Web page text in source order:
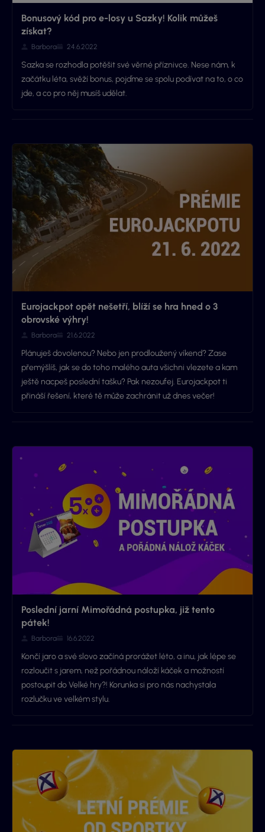
Bonusový kód pro e-losy u Sazky! Kolik můžeš
získat?
Barbora 24.6.2022
Sazka se rozhodla potěšit své věrné příznivce. Nese nám, k
začátku léta, svěží bonus, pojďme se spolu podívat na to, o co
jde, a co pro něj musíš udělat.
Eurojackpot opět nešetří, blíží se hra hned o 3
obrovské výhry!
Barbora 21.6.2022
Plánuješ dovolenou? Nebo jen prodloužený víkend? Zase
přemýšlíš, jak se do toho malého auta všichni vlezete a kam
ještě nacpeš poslední tašku? Pak nezoufej. Eurojackpot ti
přináší řešení, které tě může zachránit už dnes večer!
Poslední jarní Mimořádná postupka, již tento
pátek!
Barbora 16.6.2022
Končí jaro a své slovo začíná prorážet léto, a inu, jak lépe se
rozloučit s jarem, než pořádnou náloží káček a možností
postoupit do Velké hry?! Korunka si pro nás nachystala
rozlučku ve velkém stylu.